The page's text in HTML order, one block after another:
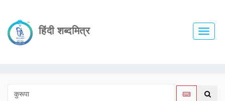
हिंदी शब्दमित्र